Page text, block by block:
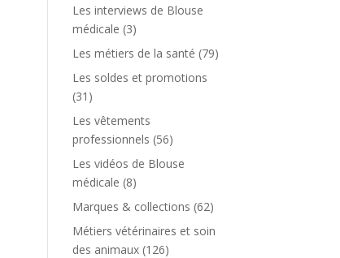
Les interviews de Blouse
médicale (3)
Les métiers de la santé (79)
Les soldes et promotions
(31)
Les vêtements
professionnels (56)
Les vidéos de Blouse
médicale (8)
Marques & collections (62)
Métiers vétérinaires et soin
des animaux (126)